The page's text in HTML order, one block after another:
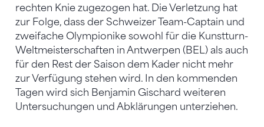
rechten Knie zugezogen hat. Die Verletzung hat
zur Folge, dass der Schweizer Team-Captain und
zweifache Olympionike sowohl für die Kunstturn-
Weltmeisterschaften in Antwerpen (BEL) als auch
für den Rest der Saison dem Kader nicht mehr
zur Verfügung stehen wird. In den kommenden
Tagen wird sich Benjamin Gischard weiteren
Untersuchungen und Abklärungen unterziehen.